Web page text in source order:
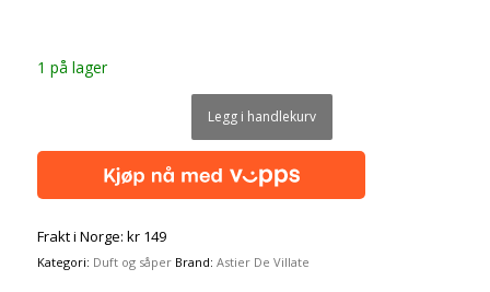
1 på lager
Legg i handlekurv
Frakt i Norge: kr 149
Kategori: Duft og såper Brand: Astier De Villate